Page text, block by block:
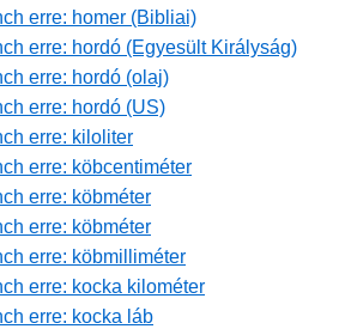
erre: homer (Bibliai)
erre: hordó (Egyesült Királyság)
erre: hordó (olaj)
erre: hordó (US)
erre: kiloliter
erre: köbcentiméter
erre: köbméter
erre: köbméter
erre: köbmilliméter
erre: kocka kilométer
erre: kocka láb